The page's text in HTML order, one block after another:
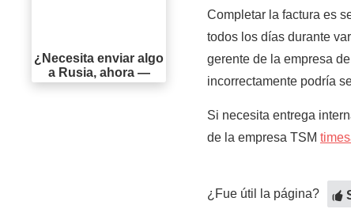
Completar la factura es
todos los días durante
gerente de la empresa
incorrectamente podría
Si necesita entrega
de la empresa TSM
¿Fue útil la página?
¿Necesita enviar algo
a Rusia, ahora —